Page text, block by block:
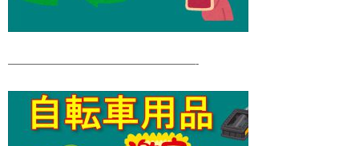
——————————————————-